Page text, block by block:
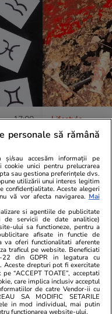
17:00 Lifestyle
O femeie
economiile
deschis a
euro au
01 aug.
personale să rămână
și/sau accesăm informații pe
unici pentru prelucrarea
sau gestiona preferințele dvs.
utilizării unui interes legitim
confidențialitate. Aceste alegeri
vă vor afecta navigarea. Mai
si agentiile de publicitate
de servicii de date analitice)
ului sa functioneze, pentru a
afisate in functie de
va oferi functionalitati aferente
traficul pe website. Beneficiati
din GDPR in legatura cu
Aceste drepturi pot fi exercitate
“ACCEPT TOATE”, acceptati
care implica inclusiv acceptul
de catre Vendor-ii cu
SA MODIFIC SETARILE
in mod individual, mai putin
functionarea website-ului.